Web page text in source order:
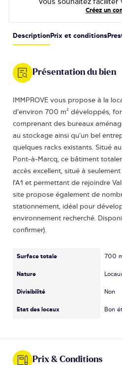
Créez un
Description Prix et conditions
Présentation du bien
IMMPROVE vous propose à la
d’environ 700 m² développés,
comprenant des bureaux
au stockage ainsi qu’un bel
quelques racks existants. Situé
Pont-à-Marcq, ce bâtiment
accès excellent, situé à
l'A1 et permettant de rejoindre
site propose également de
stationnement, idéal pour
environnement recherché.
confirmer).
Surface totale
Nature
Divisibilité
Etat des locaux
700
Non
Bon
Prix & Conditions